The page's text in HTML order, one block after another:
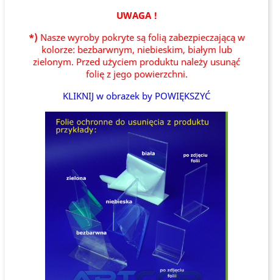
UWAGA !
*) Nasze wyroby pokryte są folią zabezpieczającą w
kolorze: bezbarwnym, niebieskim, białym lub
zielonym. Przed użyciem produktu należy usunąć
folię z jego powierzchni.
KLIKNIJ w obrazek by POWIĘKSZYĆ